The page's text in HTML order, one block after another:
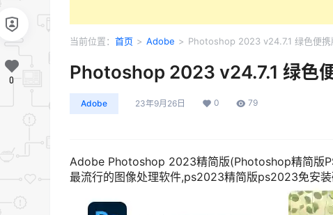
当前位置： 首页 > Adobe > Photoshop 2023 v24.7.1 绿色便携
Photoshop 2023 v24.7.1 绿色
Adobe 23年9月26日 0 79
Adobe Photoshop 2023精简版(Photoshop精简版
最流行的图像处理软件,ps2023精简版ps2023免安
0